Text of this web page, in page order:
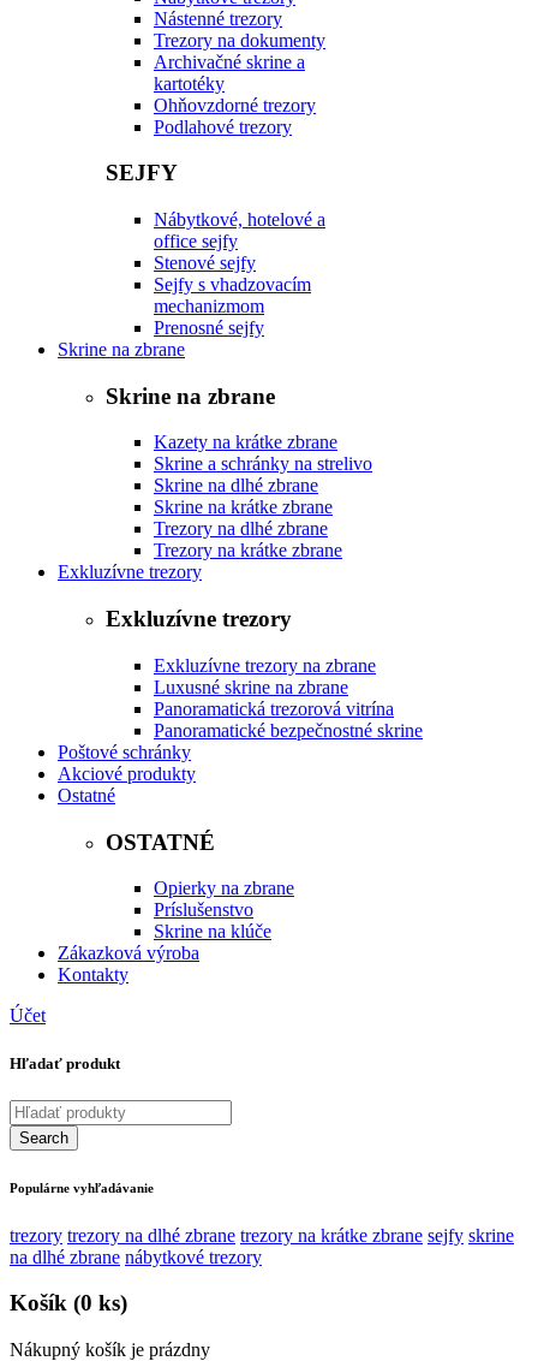
Nástenné trezory
Trezory na dokumenty
Archivačné skrine a
kartotéky
Ohňovzdorné trezory
Podlahové trezory
SEJFY
Nábytkové, hotelové a
office sejfy
Stenové sejfy
Sejfy s vhadzovacím
mechanizmom
Prenosné sejfy
Skrine na zbrane
Skrine na zbrane
Kazety na krátke zbrane
Skrine a schránky na strelivo
Skrine na dlhé zbrane
Skrine na krátke zbrane
Trezory na dlhé zbrane
Trezory na krátke zbrane
Exkluzívne trezory
Exkluzívne trezory
Exkluzívne trezory na zbrane
Luxusné skrine na zbrane
Panoramatická trezorová vitrína
Panoramatické bezpečnostné skrine
Poštové schránky
Akciové produkty
Ostatné
OSTATNÉ
Opierky na zbrane
Príslušenstvo
Skrine na klúče
Zákazková výroba
Kontakty
Účet
Hľadať produkt
Populárne vyhľadávanie
trezory trezory na dlhé zbrane trezory na krátke zbrane sejfy skrine
na dlhé zbrane nábytkové trezory
Košík (0 ks)
Nákupný košík je prázdny